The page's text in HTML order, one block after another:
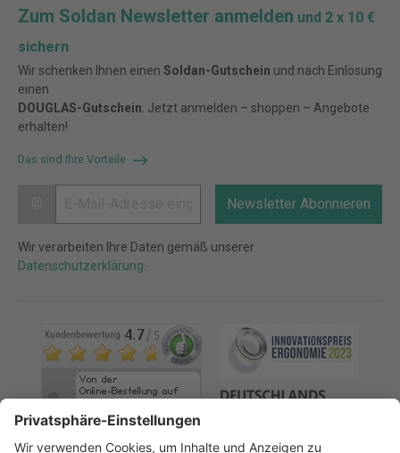
Zum Soldan Newsletter anmelden und 2 x 10 €
sichern
Wir schenken Ihnen einen Soldan-Gutschein und nach Einlösung
einen
DOUGLAS-Gutschein . Jetzt anmelden – shoppen – Angebote
erhalten!
Das sind Ihre Vorteile
Newsletter Abonnieren
Wir verarbeiten Ihre Daten gemäß unserer
Datenschutzerklärung